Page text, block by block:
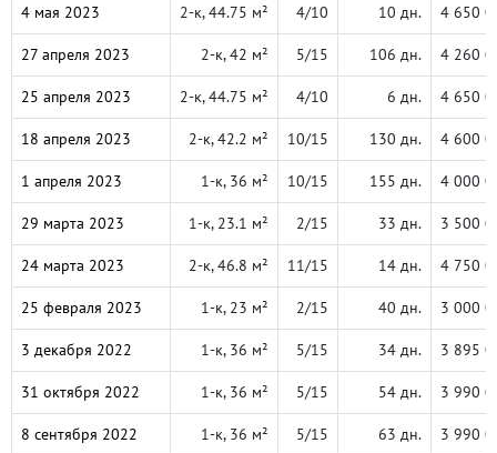
4 мая 2023 2-к, 44.75 м² 4/10 10 дн. 4 650
27 апреля 2023 2-к, 42 м² 5/15 106 дн. 4 260
25 апреля 2023 2-к, 44.75 м² 4/10 6 дн. 4 650
18 апреля 2023 2-к, 42.2 м² 10/15 130 дн. 4 600
1 апреля 2023 1-к, 36 м² 10/15 155 дн. 4 000
29 марта 2023 1-к, 23.1 м² 2/15 33 дн. 3 500
24 марта 2023 2-к, 46.8 м² 11/15 14 дн. 4 750
25 февраля 2023 1-к, 23 м² 2/15 40 дн. 3 000
3 декабря 2022 1-к, 36 м² 5/15 34 дн. 3 895
31 октября 2022 1-к, 36 м² 5/15 54 дн. 3 990
8 сентября 2022 1-к, 36 м² 5/15 63 дн. 3 990